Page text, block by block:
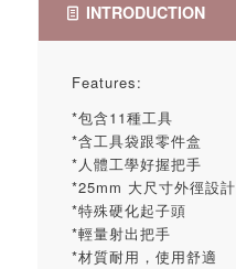
INTRODUCTION
Features:
*包含11種工具
*含工具袋跟零件盒
*人體工學好握把手
*25mm 大尺寸外徑設計
*特殊硬化起子頭
*輕量射出把手
*材質耐用，使用舒適